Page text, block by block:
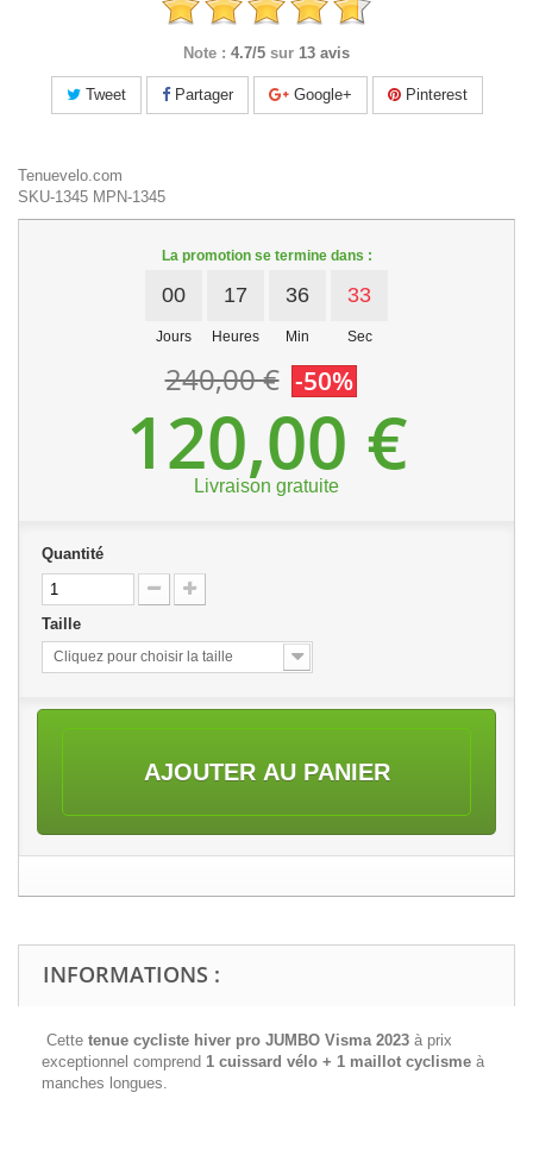
Note : 4.7/5 sur 13 avis
Tweet Partager Google+ Pinterest
Tenuevelo.com
SKU-1345 MPN-1345
La promotion se termine dans :
00
Jours
17
Heures
36
Min
32
Sec
240,00 € -50%
120,00 €
Livraison gratuite
Quantité
Taille
Cliquez pour choisir la taille
AJOUTER AU PANIER
INFORMATIONS :
Cette tenue cycliste hiver pro JUMBO Visma 2023 à prix
exceptionnel comprend 1 cuissard vélo + 1 maillot cyclisme à
manches longues.